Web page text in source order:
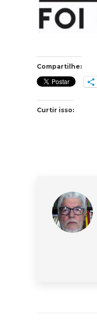
Compartilhe:
Curtir isso: